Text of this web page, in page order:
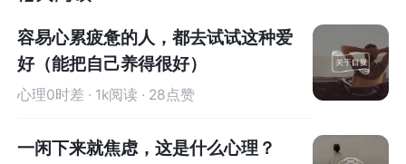
容易心累疲惫的人，都去试试这种爱
好（能把自己养得很好）
心理0时差 · 1k阅读 · 28点赞
一闲下来就焦虑，这是什么心理？